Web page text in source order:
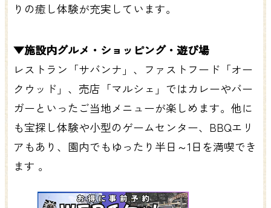
りの癒し体験が充実しています。
▼施設内グルメ・ショッピング・遊び場
レストラン「サバンナ」、ファストフード「オー
クウッド」、売店「マルシェ」ではカレーやバー
ガーといったご当地メニューが楽しめます。他に
も宝探し体験や小型のゲームセンター、BBQエリ
アもあり、園内でもゆったり半日～1日を満喫でき
ます 。